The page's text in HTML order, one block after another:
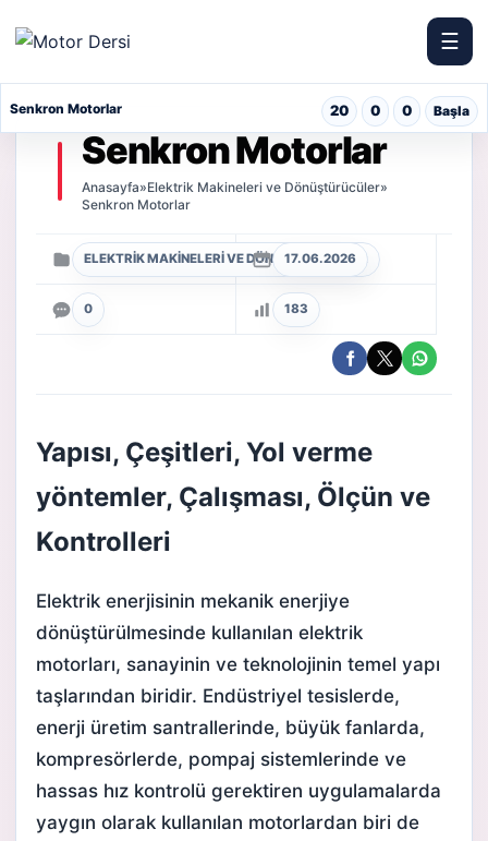
Motor Dersi
☰
Senkron Motorlar
Anasayfa»Elektrik Makineleri ve Dönüştürücüler»
Senkron Motorlar
ELEKTRIK MAKINELERI VE DÖNÜŞTÜRÜCÜLER
17.06.2026
0 183
Yapısı, Çeşitleri, Yol verme
yöntemler, Çalışması, Ölçün ve
Kontrolleri
Elektrik enerjisinin mekanik enerjiye
dönüştürülmesinde kullanılan elektrik
motorları, sanayinin ve teknolojinin temel yapı
taşlarından biridir. Endüstriyel tesislerde,
enerji üretim santrallerinde, büyük fanlarda,
kompresörlerde, pompaj sistemlerinde ve
hassas hız kontrolü gerektiren uygulamalarda
yaygın olarak kullanılan motorlardan biri de
Senkron Motorlar 20 0 0 Başla